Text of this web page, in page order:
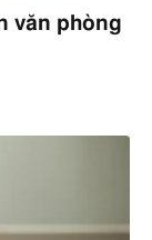
văn phòng